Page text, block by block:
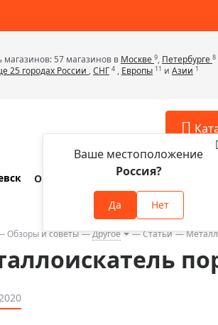
магазинов: 57 магазинов в Москве 9, Петербурге 8
25 городах России ,СНГ 4 , Европы 11 и Азии 1
трубы
Ваше местоположение
Россия?
Да Нет
О компании Оплата и доставка
Обзоры и советы Другое Статьи